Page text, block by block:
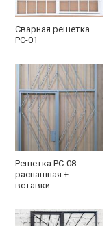
Сварная решетка
РС-01
Решетка РС-08
распашная +
вставки